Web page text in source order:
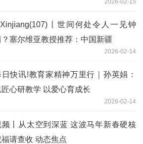
丨世间何处令人一见钟
？塞尔维亚教授推荐：中国新疆
2026-02-14
日快讯!教育家精神万里行｜孙英娟：
匠心研教学 以爱心育成长
2026-02-14
频丨从太空到深蓝 这波马年新春硬核
福请查收 动态焦点